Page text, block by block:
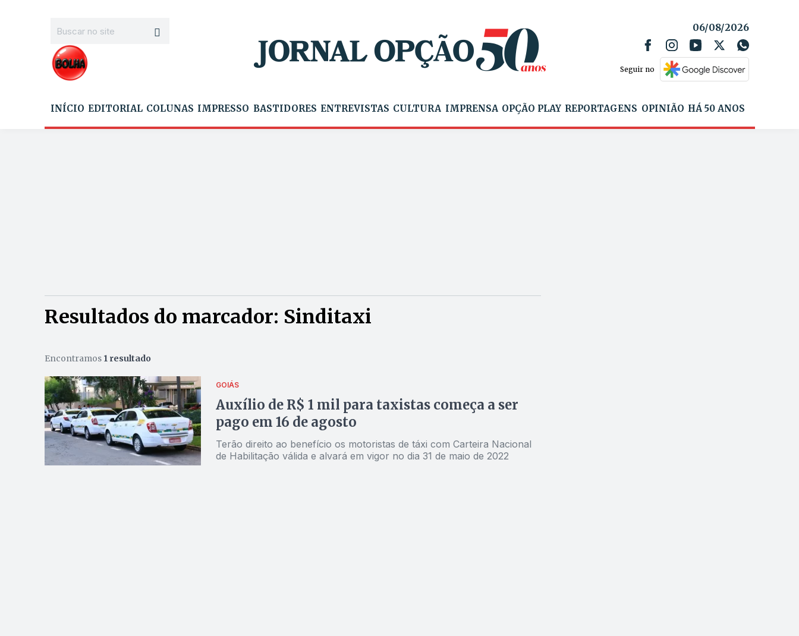
06/08/2026
Seguir no
INÍCIO EDITORIAL COLUNAS IMPRESSO BASTIDORES ENTREVISTAS CULTURA IMPRENSA OPÇÃO PLAY REPORTAGENS OPINIÃO HÁ 50 ANOS
Resultados do marcador: Sinditaxi
Encontramos 1 resultado
GOIÁS
Auxílio de R$ 1 mil para taxistas começa a ser
pago em 16 de agosto
Terão direito ao benefício os motoristas de táxi com Carteira Nacional
de Habilitação válida e alvará em vigor no dia 31 de maio de 2022